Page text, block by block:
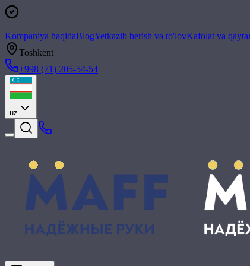
Kompaniya haqidaBlogYetkazib berish va to'lovKafolat va
Toshkent
+998 (71) 205-54-54
uz